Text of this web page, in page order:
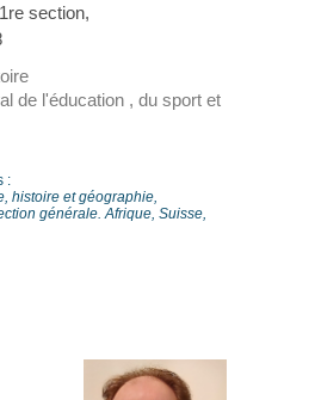
section,
de l'éducation , du sport et
:
histoire et géographie,
générale. Afrique, Suisse,